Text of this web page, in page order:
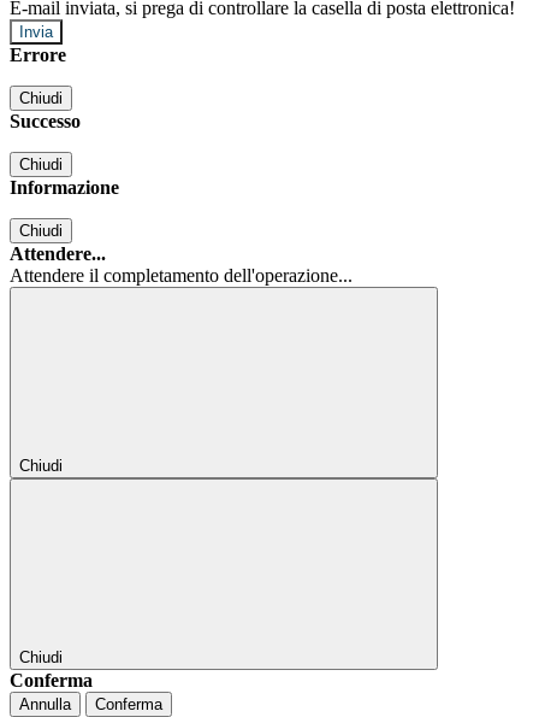
E-mail inviata, si prega di controllare la casella di posta elettronica!
Errore
Chiudi
Successo
Chiudi
Informazione
Chiudi
Attendere...
Attendere il completamento dell'operazione...
Chiudi
Chiudi
Conferma
Annulla Conferma